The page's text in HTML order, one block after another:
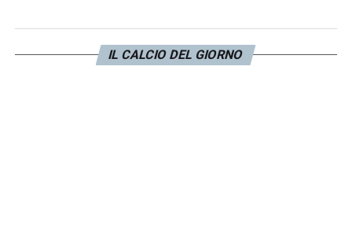
testa non pensavo di giocare ma mi sentivo
IL CALCIO DEL GIORNO